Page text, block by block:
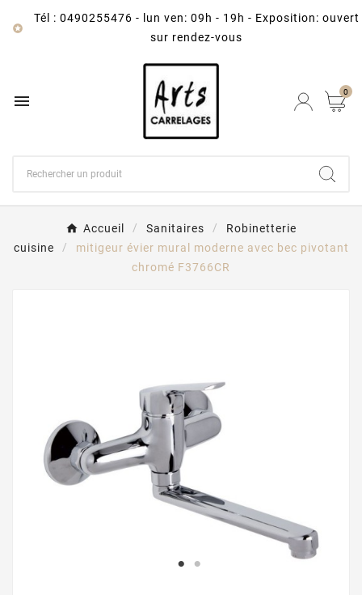

Tél : 0490255476 -
lun ven: 09h - 19h - Exposition: ouvert
sur rendez-vous
 0
Accueil Sanitaires
Robinetterie
cuisine
mitigeur évier mural moderne avec bec pivotant
chromé F3766CR